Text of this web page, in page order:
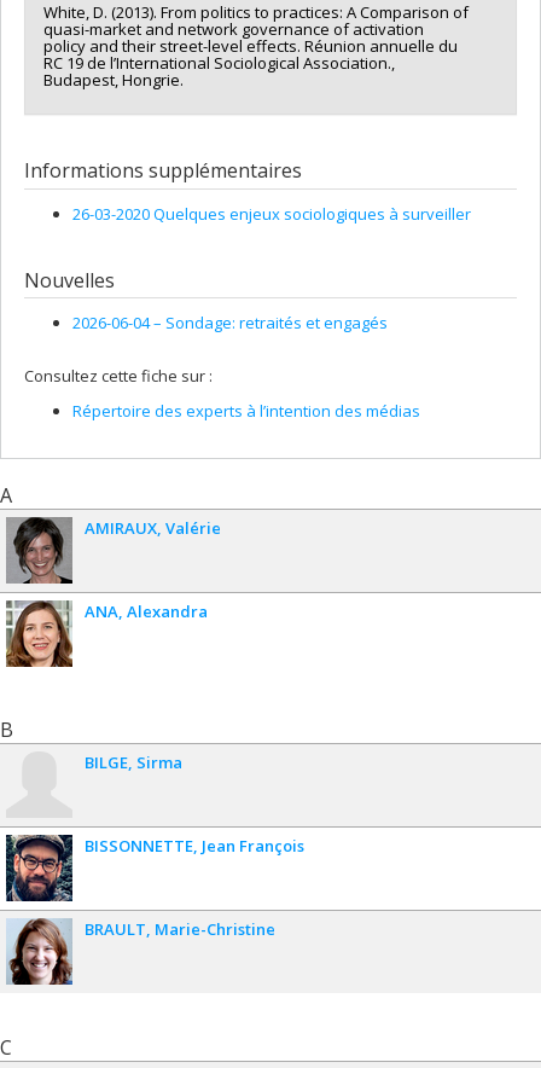
White, D. (2013). From politics to practices: A Comparison of
quasi-market and network governance of activation
policy and their street-level effects. Réunion annuelle du
RC 19 de l’International Sociological Association.,
Budapest, Hongrie.
Informations supplémentaires
26-03-2020 Quelques enjeux sociologiques à surveiller
Nouvelles
2026-06-04 – Sondage: retraités et engagés
Consultez cette fiche sur :
Répertoire des experts à l’intention des médias
A
AMIRAUX Valérie
ANA Alexandra
B
BILGE Sirma
BISSONNETTE Jean François
BRAULT Marie-Christine
C